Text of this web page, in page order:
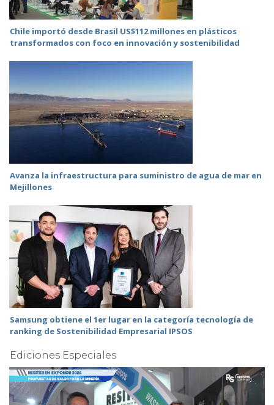
Chile importó desde Brasil US$112 millones en plásticos
transformados con foco en innovación y sostenibilidad
Avanza la infraestructura para suministro de agua de mar en
Mejillones
Samsung obtiene el 1er lugar en la categoría tecnología de
ranking de Sostenibilidad Empresarial IPSOS
Ediciones Especiales